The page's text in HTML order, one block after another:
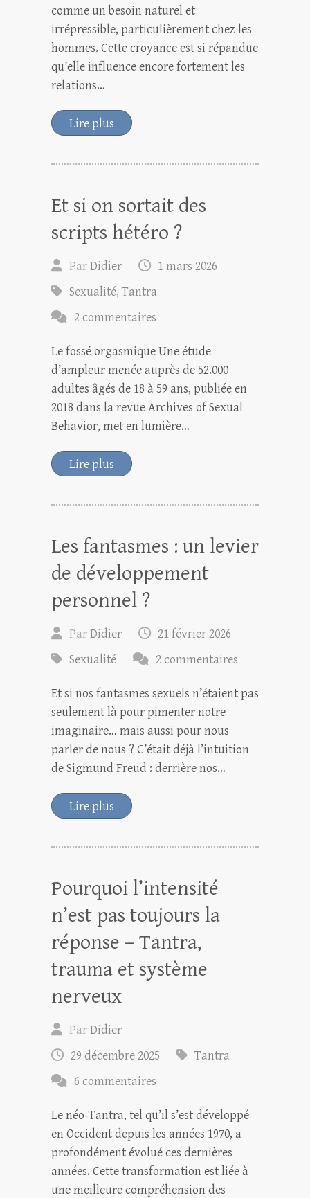
comme un besoin naturel et
irrépressible, particulièrement chez les
hommes. Cette croyance est si répandue
qu’elle influence encore fortement les
relations…
Lire plus
Et si on sortait des
scripts hétéro ?
ParDidier
1 mars 2026
Sexualité,Tantra
2 commentaires
Le fossé orgasmique Une étude
d’ampleur menée auprès de 52.000
adultes âgés de 18 à 59 ans, publiée en
2018 dans la revue Archives of Sexual
Behavior, met en lumière…
Lire plus
Les fantasmes : un levier
de développement
personnel ?
ParDidier
21 février 2026
Sexualité
2 commentaires
Et si nos fantasmes sexuels n’étaient pas
seulement là pour pimenter notre
imaginaire… mais aussi pour nous
parler de nous ? C’était déjà l’intuition
de Sigmund Freud : derrière nos…
Lire plus
Pourquoi l’intensité
n’est pas toujours la
réponse – Tantra,
trauma et système
nerveux
ParDidier
29 décembre 2025
Tantra
6 commentaires
Le néo-Tantra, tel qu’il s’est développé
en Occident depuis les années 1970, a
profondément évolué ces dernières
années. Cette transformation est liée à
une meilleure compréhension des